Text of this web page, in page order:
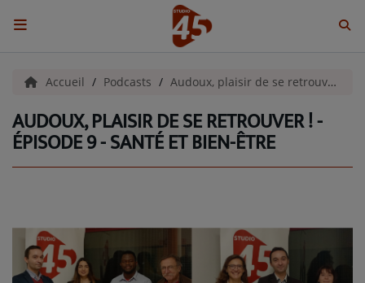
ACCUEIL
Emissions
BENJI & COMPAGNIE
GRAFFITI CINÉMA
LES ASSOCIÉS DU JOUR
Accueil Podcasts Audoux, plaisir de se retrouver !
AUDOUX, PLAISIR DE SE RETROUVER ! -
ÉPISODE 9 - SANTÉ ET BIEN-ÊTRE